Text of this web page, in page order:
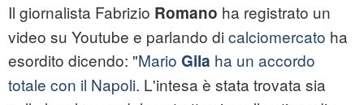
Il giornalista Fabrizio Romano ha registrato un
video su Youtube e parlando di calciomercato ha
esordito dicendo: "Mario Gila ha un accordo
totale con il Napoli. L'intesa è stata trovata sia